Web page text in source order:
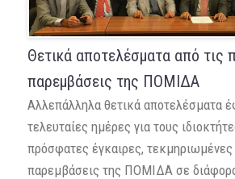
Θετικά αποτελέσματα από τις
παρεμβάσεις της ΠΟΜΙΔΑ
Αλλεπάλληλα θετικά αποτελέσματα
τελευταίες ημέρες για τους
πρόσφατες έγκαιρες, τεκμηριωμένες
παρεμβάσεις της ΠΟΜΙΔΑ σε